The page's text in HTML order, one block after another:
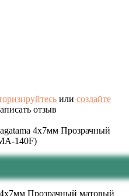
или создайте
отзыв
4x7мм Прозрачный
140F)